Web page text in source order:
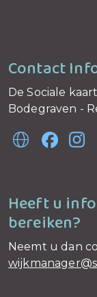
Contact
De Sociale
Bodegraven -
Heeft u
bereiken?
Neemt u dan